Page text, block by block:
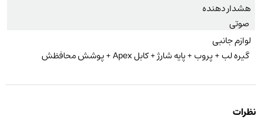
هشدار دهنده
صوتی
لوازم جانبی
گیره لب + پروب + پایه شارژ + کابل Apex + پوشش محافظش
نظرات